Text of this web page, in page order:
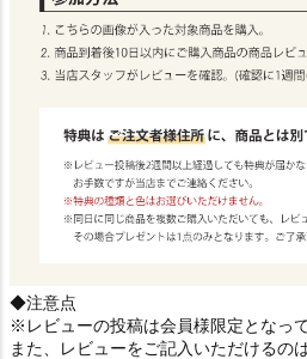
◆注意点
※レビューの投稿は会員様限定となって
また、レビューをご記入いただけるの